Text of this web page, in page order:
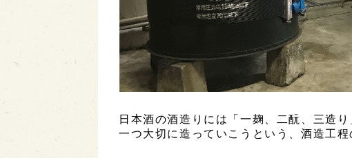
日本酒の酒造りには「一麹、二酛、三造
一つ大切に造っていこうという、酒造工程